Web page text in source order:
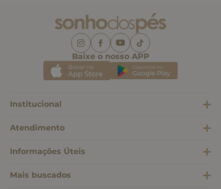
Baixe o nosso APP
Institucional
Atendimento
Informações Úteis
Mais buscados